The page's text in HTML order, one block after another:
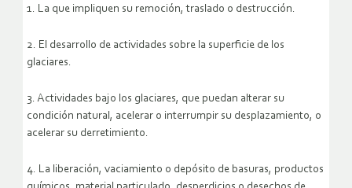
1. La que impliquen su remoción, traslado o destrucción.
2. El desarrollo de actividades sobre la superficie de los
glaciares.
3. Actividades bajo los glaciares, que puedan alterar su
condición natural, acelerar o interrumpir su desplazamiento, o
acelerar su derretimiento.
4. La liberación, vaciamiento o depósito de basuras, productos